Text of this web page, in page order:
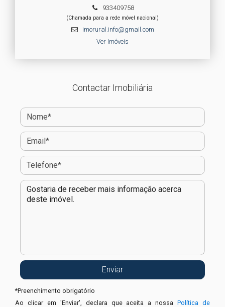
933409758
(Chamada para a rede móvel nacional)
imorural.info@gmail.com
Ver Imóveis
Contactar Imobiliária
*Preenchimento obrigatório
Ao clicar em 'Enviar', declara que aceita a nossaPolítica de